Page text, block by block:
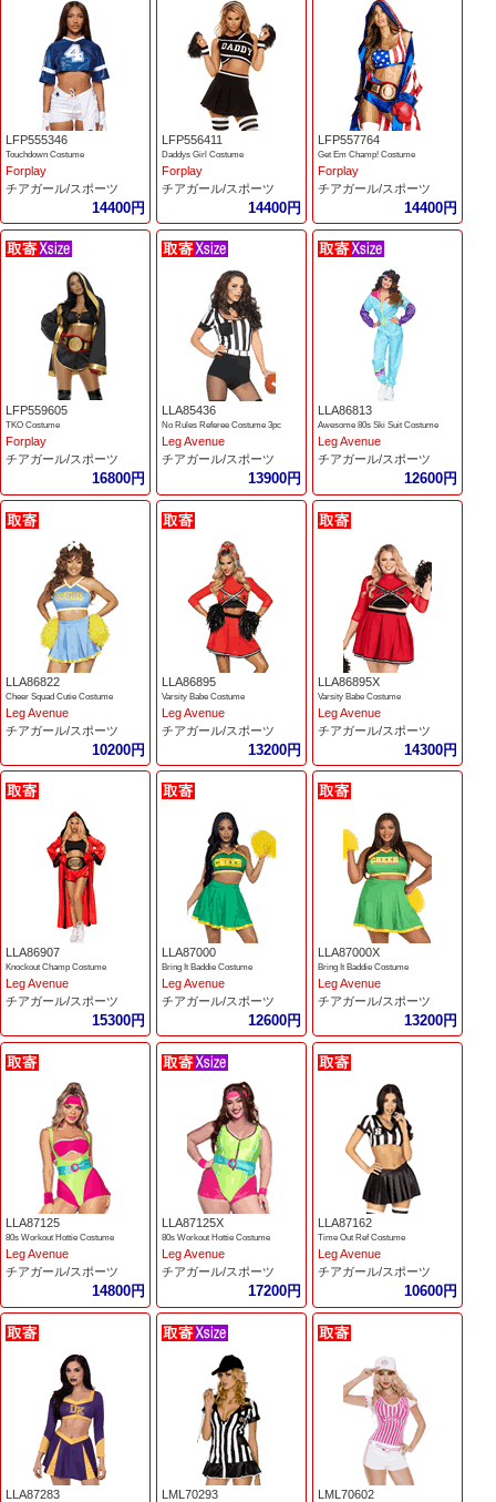
LFP555346
Touchdown Costume
Forplay
チアガール/スポーツ
14400円
LFP556411
Daddys Girl Costume
Forplay
チアガール/スポーツ
14400円
LFP557764
Get Em Champ! Costume
Forplay
チアガール/スポーツ
14400円
LFP559605
TKO Costume
Forplay
チアガール/スポーツ
16800円
LLA85436
No Rules Referee Costume 3pc
Leg Avenue
チアガール/スポーツ
13900円
LLA86813
Awesome 80s Ski Suit Costume
Leg Avenue
チアガール/スポーツ
12600円
LLA86822
Cheer Squad Cutie Costume
Leg Avenue
チアガール/スポーツ
10200円
LLA86895
Varsity Babe Costume
Leg Avenue
チアガール/スポーツ
13200円
LLA86895X
Varsity Babe Costume
Leg Avenue
チアガール/スポーツ
14300円
LLA86907
Knockout Champ Costume
Leg Avenue
チアガール/スポーツ
15300円
LLA87000
Bring It Baddie Costume
Leg Avenue
チアガール/スポーツ
12600円
LLA87000X
Bring It Baddie Costume
Leg Avenue
チアガール/スポーツ
13200円
LLA87125
80s Workout Hottie Costume
Leg Avenue
チアガール/スポーツ
14800円
LLA87125X
80s Workout Hottie Costume
Leg Avenue
チアガール/スポーツ
17200円
LLA87162
Time Out Ref Costume
Leg Avenue
チアガール/スポーツ
10600円
LLA87283 LML70293 LML70602